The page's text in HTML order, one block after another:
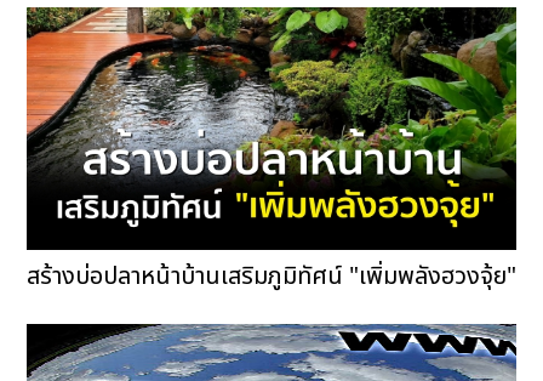
สร้างบ่อปลาหน้าบ้านเสริมภูมิทัศน์ "เพิ่มพลังฮวงจุ้ย"